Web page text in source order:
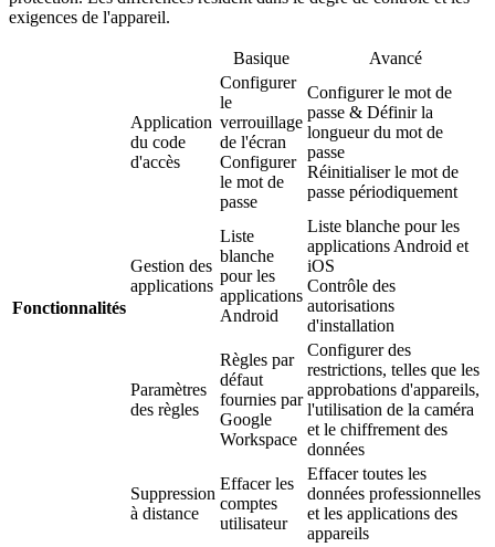
exigences de l'appareil.
Basique Avancé
Fonctionnalités
Application
du code
d'accès
Configurer
le
verrouillage
de l'écran
Configurer
le mot de
passe
Configurer le mot de
passe & Définir la
longueur du mot de
passe
Réinitialiser le mot de
passe périodiquement
Gestion des
applications
Liste
blanche
pour les
applications
Android
Liste blanche pour les
applications Android et
iOS
Contrôle des
autorisations
d'installation
Paramètres
des règles
Règles par
défaut
fournies par
Google
Workspace
Configurer des
restrictions, telles que les
approbations d'appareils,
l'utilisation de la caméra
et le chiffrement des
données
Suppression
à distance
Effacer les
comptes
utilisateur
Effacer toutes les
données professionnelles
et les applications des
appareils